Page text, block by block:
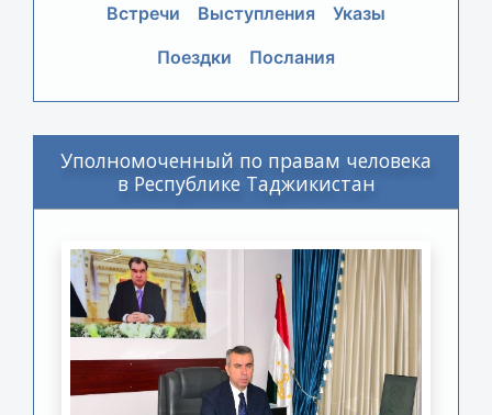
Встречи Выступления
Указы
Поездки
Послания
Уполномоченный по правам человека
в Республике Таджикистан